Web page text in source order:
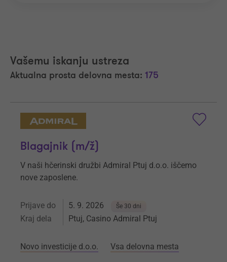
Vašemu iskanju ustreza
Aktualna prosta delovna mesta: 175
Blagajnik (m/ž)
V naši hčerinski družbi Admiral Ptuj d.o.o. iščemo
nove zaposlene.
Prijave do 5. 9. 2026 Še 30 dni
Kraj dela Ptuj, Casino Admiral Ptuj
Novo investicije d.o.o. Vsa delovna mesta